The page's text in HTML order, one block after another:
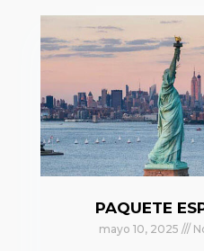
PAQUETE
mayo 10, 2025